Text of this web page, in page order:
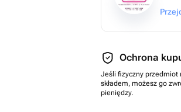
Ochrona
Jeśli fizyczny przedmiot
składem, możesz go
pieniędzy.